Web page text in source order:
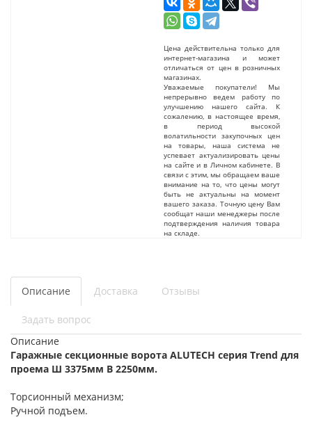
Цена действительна только для
интернет-магазина и может
отличаться от цен в розничных
магазинах.
Уважаемые покупатели! Мы
непрерывно ведем работу по
улучшению нашего сайта. К
сожалению, в настоящее время,
в период высокой
волатильности закупочных цен
на товары, наша система не
успевает актуализировать цены
на сайте и в Личном кабинете. В
связи с этим, мы обращаем ваше
внимание на то, что цены могут
быть не актуальны на момент
вашего заказа. Точную цену Вам
сообщат наши менеджеры после
подтверждения наличия товара
на складе.
Описание Доставка Отзывы
Задать вопрос
Описание
Гаражные секционные ворота ALUTECH серия Trend для
проема Ш 3375мм В 2250мм.
Торсионный механизм;
Ручной подъем.